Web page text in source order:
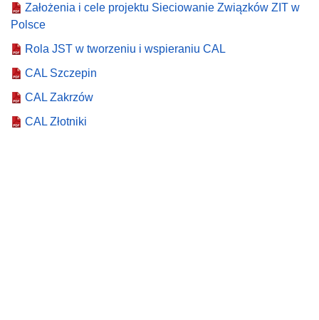
Założenia i cele projektu Sieciowanie Związków ZIT w
Polsce
Rola JST w tworzeniu i wspieraniu CAL
CAL Szczepin
CAL Zakrzów
CAL Złotniki